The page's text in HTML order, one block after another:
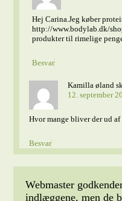
Hej Carina.Jeg køber
http://www.bodylab.dk/
produkter til rimelige
Besvar
Kamilla øland
12. september
Hvor mange bliver der ud
Besvar
Webmaster
indlæggene, men de